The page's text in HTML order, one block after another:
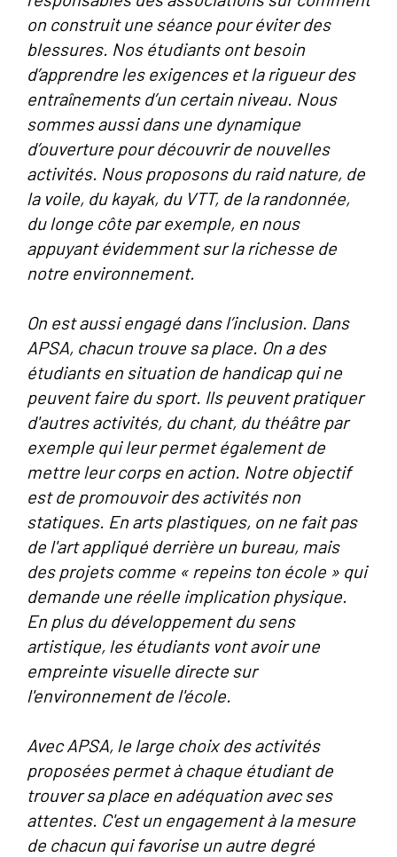
on construit une séance pour éviter des
blessures. Nos étudiants ont besoin
d’apprendre les exigences et la rigueur des
entraînements d’un certain niveau. Nous
sommes aussi dans une dynamique
d’ouverture pour découvrir de nouvelles
activités. Nous proposons du raid nature, de
la voile, du kayak, du VTT, de la randonnée,
du longe côte par exemple, en nous
appuyant évidemment sur la richesse de
notre environnement.
On est aussi engagé dans l’inclusion. Dans
APSA, chacun trouve sa place. On a des
étudiants en situation de handicap qui ne
peuvent faire du sport. Ils peuvent pratiquer
d'autres activités, du chant, du théâtre par
exemple qui leur permet également de
mettre leur corps en action. Notre objectif
est de promouvoir des activités non
statiques. En arts plastiques, on ne fait pas
de l'art appliqué derrière un bureau, mais
des projets comme « repeins ton école » qui
demande une réelle implication physique.
En plus du développement du sens
artistique, les étudiants vont avoir une
empreinte visuelle directe sur
l'environnement de l'école.
Avec APSA, le large choix des activités
proposées permet à chaque étudiant de
trouver sa place en adéquation avec ses
attentes. C'est un engagement à la mesure
de chacun qui favorise un autre degré